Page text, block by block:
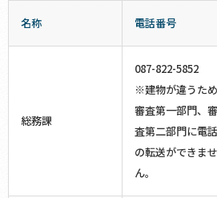
名称 電話番号
総務課
087-822-5852
※建物が違うため
審査第一部門、審
査第二部門に電話
の転送ができませ
ん。